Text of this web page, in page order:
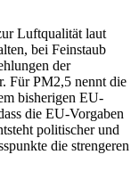
Luftqualität laut
bei Feinstaub
der
Für PM2,5 nennt die
bisherigen EU-
die EU-Vorgaben
politischer und
die strengeren